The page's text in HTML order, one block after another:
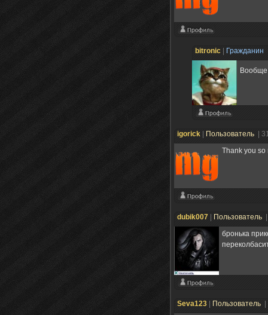
bitronic Гражданин
Вообще
igorick Пользователь
|
Thank you so
dubik007 Пользователь
бронька
Seva123 Пользователь